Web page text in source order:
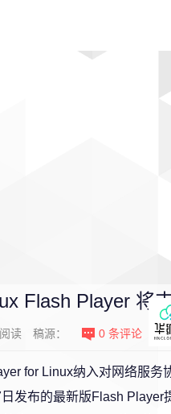
Flash Player 将
读 稿源： 0 条评论
for Linux纳入对网络服务
发布的最新版Flash Player